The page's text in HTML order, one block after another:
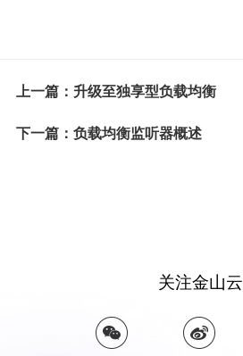
上一篇：升级至独享型负载均衡
下一篇：负载均衡监听器概述
关注金山云